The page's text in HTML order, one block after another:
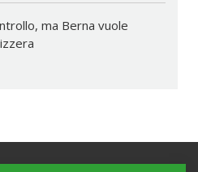
ma Berna vuole